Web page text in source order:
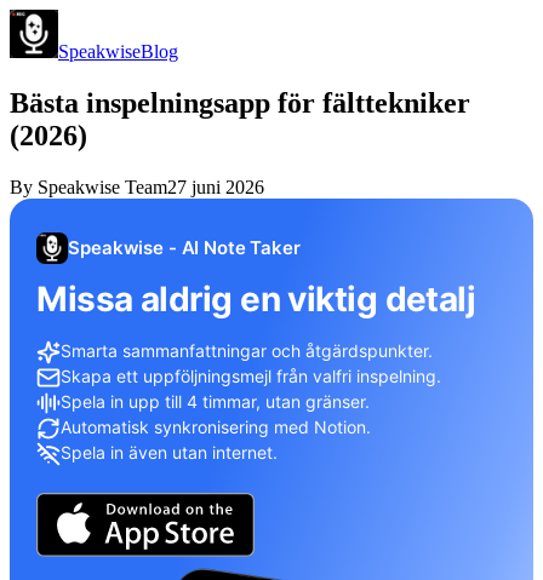
SpeakwiseBlog
Bästa inspelningsapp för fälttekniker
(2026)
By Speakwise Team27 juni 2026
Speakwise - AI Note Taker
Missa aldrig en viktig detalj
Smarta sammanfattningar och åtgärdspunkter.
Skapa ett uppföljningsmejl från valfri inspelning.
Spela in upp till 4 timmar, utan gränser.
Automatisk synkronisering med Notion.
Spela in även utan internet.